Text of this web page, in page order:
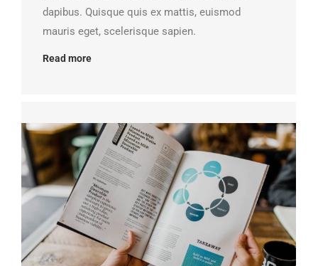
dapibus. Quisque quis ex mattis, euismod
mauris eget, scelerisque sapien.
Read more